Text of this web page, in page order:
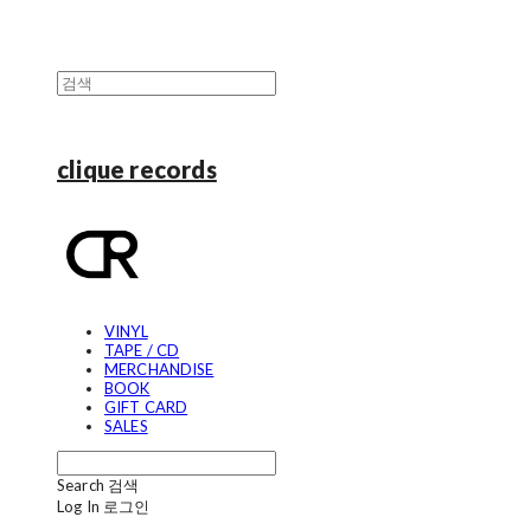
clique records
VINYL
TAPE / CD
MERCHANDISE
BOOK
GIFT CARD
SALES
Search 검색
Log In 로그인